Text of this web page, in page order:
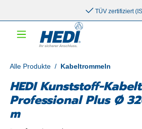
TÜV zertifiziert (ISO
Alle Produkte / Kabeltrommeln
HEDI Kunststoff-
Professional Plus Ø
m